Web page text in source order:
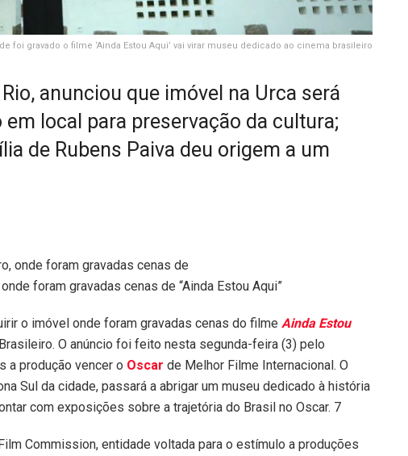
foi gravado o filme ‘Ainda Estou Aqui’ vai virar museu dedicado ao cinema brasileiro
anunciou que imóvel na Urca será
local para preservação da cultura;
de Rubens Paiva deu origem a um
foram gravadas cenas de “Ainda Estou Aqui”
o imóvel onde foram gravadas cenas do filme Ainda Estou
O anúncio foi feito nesta segunda-feira (3) pelo
a produção vencer o Oscar de Melhor Filme Internacional. O
Sul da cidade, passará a abrigar um museu dedicado à história
com exposições sobre a trajetória do Brasil no Oscar. 7
Commission, entidade voltada para o estímulo a produções